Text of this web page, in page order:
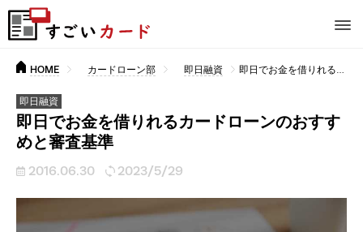
HOME カードローン部 即日融資 即日でお金を借りれるカードローンのおすすめと審査基準
即日融資
即日でお金を借りれるカードローンのおすす
めと審査基準
2016.06.30 2023/5/29